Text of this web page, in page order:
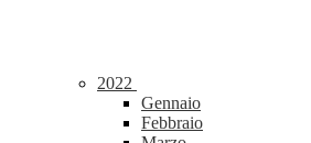
2022
Gennaio
Febbraio